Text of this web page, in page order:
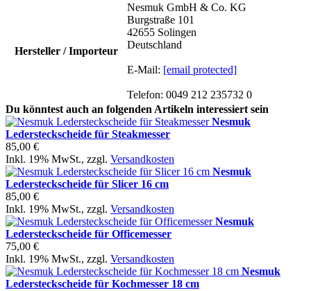
Hersteller / Importeur
Nesmuk GmbH & Co. KG
Burgstraße 101
42655 Solingen
Deutschland
E-Mail: [email protected]
Telefon: 0049 212 235732 0
Du könntest auch an folgenden Artikeln interessiert sein
Nesmuk
Ledersteckscheide für Steakmesser
85,00 €
Inkl. 19% MwSt., zzgl. Versandkosten
Nesmuk
Ledersteckscheide für Slicer 16 cm
85,00 €
Inkl. 19% MwSt., zzgl. Versandkosten
Nesmuk
Ledersteckscheide für Officemesser
75,00 €
Inkl. 19% MwSt., zzgl. Versandkosten
Nesmuk
Ledersteckscheide für Kochmesser 18 cm